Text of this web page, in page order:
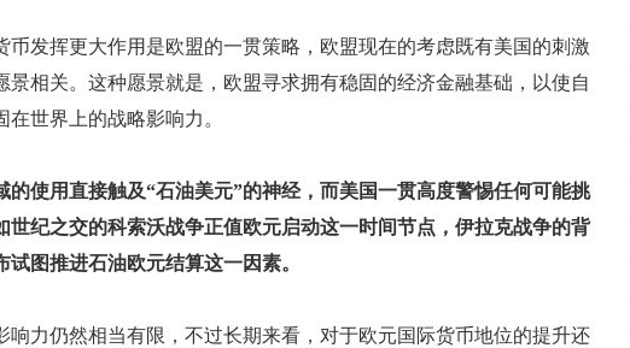
发挥更大作用是欧盟的一贯策略，欧盟现在的考虑既有美国的刺激
景相关。这种愿景就是，欧盟寻求拥有稳固的经济金融基础，以使自
世界上的战略影响力。
的使用直接触及“石油美元”的神经，而美国一贯高度警惕任何可能挑
世纪之交的科索沃战争正值欧元启动这一时间节点，伊拉克战争的背
图推进石油欧元结算这一因素。
力仍然相当有限，不过长期来看，对于欧元国际货币地位的提升还